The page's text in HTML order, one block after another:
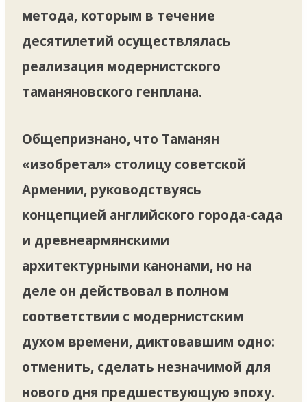
метода, которым в течение
десятилетий осуществлялась
реализация модернистского
таманяновского генплана.
Общепризнано, что Таманян
«изобретал» столицу советской
Армении, руководствуясь
концепцией английского города-сада
и древнеармянскими
архитектурными канонами, но на
деле он действовал в полном
соответствии с модернистским
духом времени, диктовавшим одно:
отменить, сделать незначимой для
нового дня предшествующую эпоху.